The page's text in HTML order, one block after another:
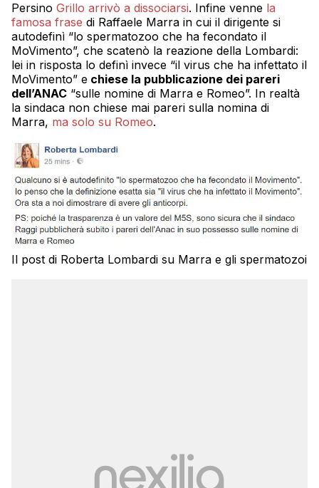
Persino Grillo arrivò a dissociarsi. Infine venne la
famosa frase di Raffaele Marra in cui il dirigente si
autodefinì “lo spermatozoo che ha fecondato il
MoVimento”, che scatenò la reazione della Lombardi:
lei in risposta lo definì invece “il virus che ha infettato il
MoVimento” e chiese la pubblicazione dei pareri
dell’ANAC “sulle nomine di Marra e Romeo”. In realtà
la sindaca non chiese mai pareri sulla nomina di
Marra, ma solo su Romeo.
Il post di Roberta Lombardi su Marra e gli spermatozoi